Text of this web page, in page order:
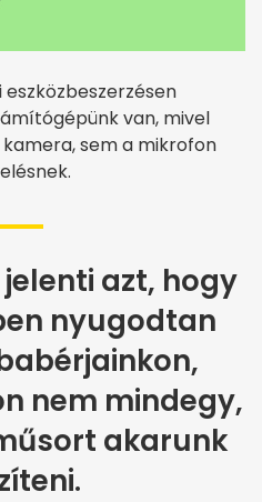
van, mivel
sem a mikrofon
jelenti azt, hogy
nyugodtan
nem mindegy,
akarunk